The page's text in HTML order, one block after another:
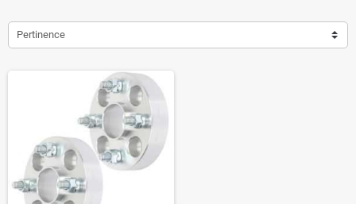
Pertinence